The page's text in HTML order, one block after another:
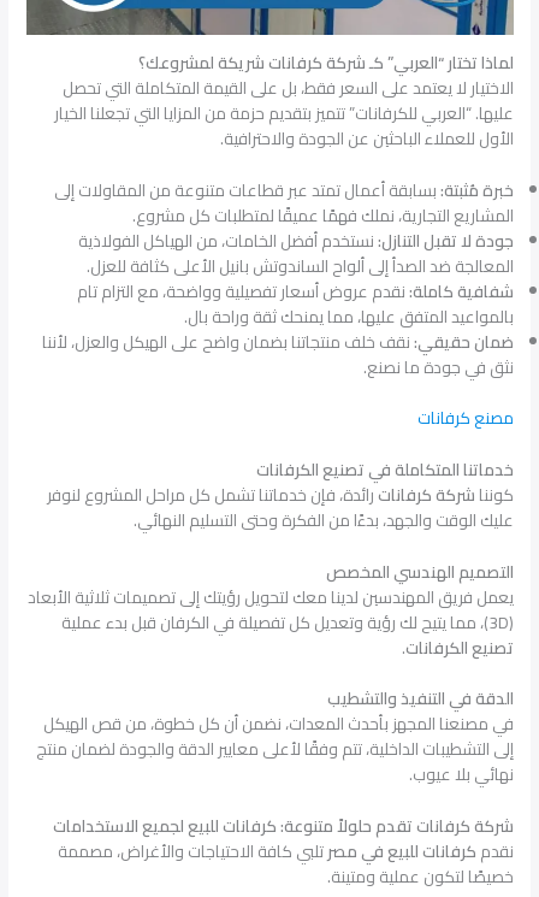
لماذا تختار “العربي” كـ شركة كرفانات شريكة لمشروعك؟
الاختيار لا يعتمد على السعر فقط، بل على القيمة المتكاملة التي تحصل
عليها. “العربي للكرفانات” تتميز بتقديم حزمة من المزايا التي تجعلنا الخيار
الأول للعملاء الباحثين عن الجودة والاحترافية.
خبرة مُثبتة:بسابقة أعمال تمتد عبر قطاعات متنوعة من المقاولات إلى
المشاريع التجارية، نملك فهمًا عميقًا لمتطلبات كل مشروع.
جودة لا تقبل التنازل:نستخدم أفضل الخامات، من الهياكل الفولاذية
المعالجة ضد الصدأ إلى ألواح الساندوتش بانيل الأعلى كثافة للعزل.
شفافية كاملة:نقدم عروض أسعار تفصيلية وواضحة، مع التزام تام
بالمواعيد المتفق عليها، مما يمنحك ثقة وراحة بال.
ضمان حقيقي:نقف خلف منتجاتنا بضمان واضح على الهيكل والعزل، لأننا
نثق في جودة ما نصنع.
مصنع كرفانات
خدماتنا المتكاملة في تصنيع الكرفانات
كونناشركة كرفاناترائدة، فإن خدماتنا تشمل كل مراحل المشروع لنوفر
عليك الوقت والجهد، بدءًا من الفكرة وحتى التسليم النهائي.
التصميم الهندسي المخصص
يعمل فريق المهندسين لدينا معك لتحويل رؤيتك إلى تصميمات ثلاثية الأبعاد
(3D)، مما يتيح لك رؤية وتعديل كل تفصيلة في الكرفان قبل بدء عملية
تصنيع الكرفانات.
الدقة في التنفيذ والتشطيب
في مصنعنا المجهز بأحدث المعدات، نضمن أن كل خطوة، من قص الهيكل
إلى التشطيبات الداخلية، تتم وفقًا لأعلى معايير الدقة والجودة لضمان منتج
نهائي بلا عيوب.
شركة كرفانات تقدم حلولاً متنوعة: كرفانات للبيع لجميع الاستخدامات
نقدمكرفانات للبيع في مصرتلبي كافة الاحتياجات والأغراض، مصممة
خصيصًا لتكون عملية ومتينة.